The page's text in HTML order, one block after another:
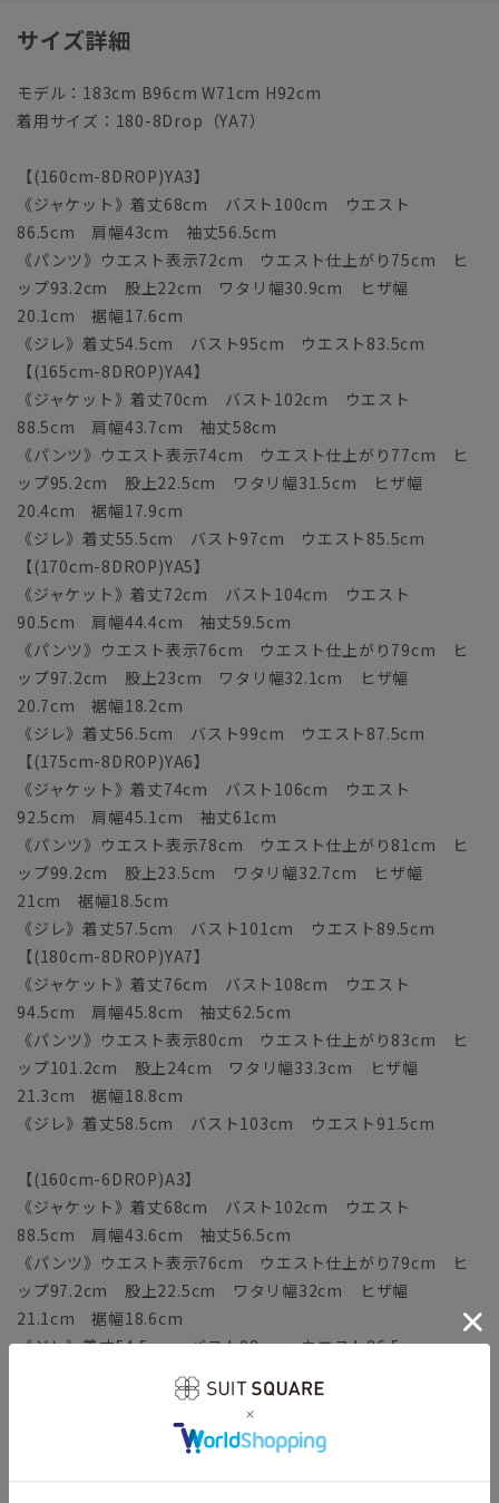
サイズ詳細
モデル：183cm B96cm W71cm H92cm
着用サイズ：180-8Drop（YA7）
【(160cm-8DROP)YA3】
《ジャケット》着丈68cm バスト100cm ウエスト
86.5cm 肩幅43cm 袖丈56.5cm
《パンツ》ウエスト表示72cm ウエスト仕上がり75cm ヒ
ップ93.2cm 股上22cm ワタリ幅30.9cm ヒザ幅
20.1cm 裾幅17.6cm
《ジレ》着丈54.5cm バスト95cm ウエスト83.5cm
【(165cm-8DROP)YA4】
《ジャケット》着丈70cm バスト102cm ウエスト
88.5cm 肩幅43.7cm 袖丈58cm
《パンツ》ウエスト表示74cm ウエスト仕上がり77cm ヒ
ップ95.2cm 股上22.5cm ワタリ幅31.5cm ヒザ幅
20.4cm 裾幅17.9cm
《ジレ》着丈55.5cm バスト97cm ウエスト85.5cm
【(170cm-8DROP)YA5】
《ジャケット》着丈72cm バスト104cm ウエスト
90.5cm 肩幅44.4cm 袖丈59.5cm
《パンツ》ウエスト表示76cm ウエスト仕上がり79cm ヒ
ップ97.2cm 股上23cm ワタリ幅32.1cm ヒザ幅
20.7cm 裾幅18.2cm
《ジレ》着丈56.5cm バスト99cm ウエスト87.5cm
【(175cm-8DROP)YA6】
《ジャケット》着丈74cm バスト106cm ウエスト
92.5cm 肩幅45.1cm 袖丈61cm
《パンツ》ウエスト表示78cm ウエスト仕上がり81cm ヒ
ップ99.2cm 股上23.5cm ワタリ幅32.7cm ヒザ幅
21cm 裾幅18.5cm
《ジレ》着丈57.5cm バスト101cm ウエスト89.5cm
【(180cm-8DROP)YA7】
《ジャケット》着丈76cm バスト108cm ウエスト
94.5cm 肩幅45.8cm 袖丈62.5cm
《パンツ》ウエスト表示80cm ウエスト仕上がり83cm ヒ
ップ101.2cm 股上24cm ワタリ幅33.3cm ヒザ幅
21.3cm 裾幅18.8cm
《ジレ》着丈58.5cm バスト103cm ウエスト91.5cm
【(160cm-6DROP)A3】
《ジャケット》着丈68cm バスト102cm ウエスト
88.5cm 肩幅43.6cm 袖丈56.5cm
《パンツ》ウエスト表示76cm ウエスト仕上がり79cm ヒ
ップ97.2cm 股上22.5cm ワタリ幅32cm ヒザ幅
21.1cm 裾幅18.6cm
《ジレ》着丈54.5cm バスト98cm ウエスト86.5cm
【(165cm-6DROP)A4】
《ジャケット》着丈70cm バスト104cm ウエスト
90.5cm 肩幅44.3cm 袖丈58cm
《パンツ》ウエスト表示78cm ウエスト仕上がり81cm ヒ
ップ99.2cm 股上23cm ワタリ幅32.6cm ヒザ幅